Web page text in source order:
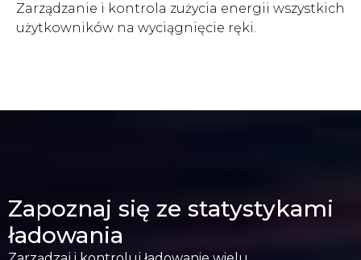
Zarządzanie i kontrola zużycia energii wszystkich
użytkowników na wyciągnięcie ręki.
Zapoznaj się ze statystykami
ładowania